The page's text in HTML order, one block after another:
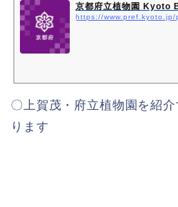
京都府立植物園 Kyoto
https://
〇上賀茂・府立植物園を紹
ります